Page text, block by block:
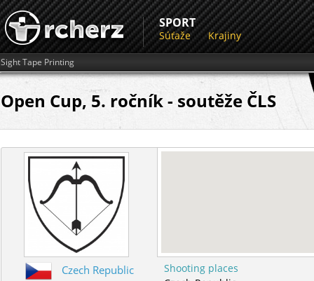
SPORT
Súťaže Krajiny
Sight Tape Printing
Open Cup, 5. ročník - soutěže ČLS
Czech Republic
Shooting places